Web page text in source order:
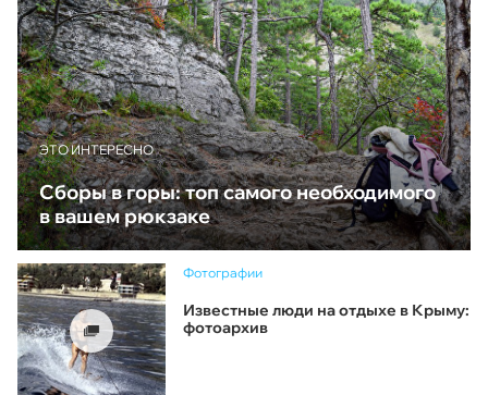
ЭТО ИНТЕРЕСНО
Сборы в горы: топ самого необходимого
в вашем рюкзаке
Фотографии
Известные люди на отдыхе в Крыму:
фотоархив